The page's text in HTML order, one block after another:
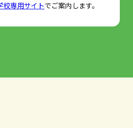
校専用サイトでご案内します。